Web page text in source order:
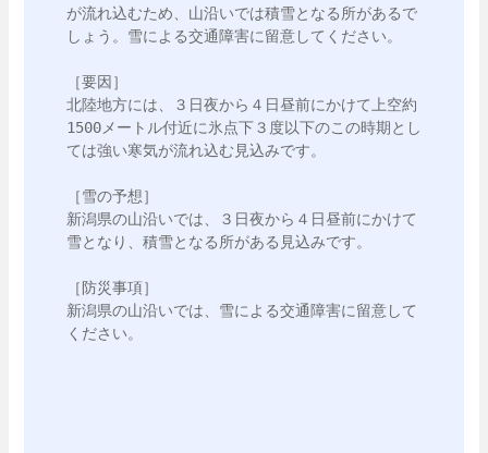
が流れ込むため、山沿いでは積雪となる所があるで
しょう。雪による交通障害に留意してください。
［要因］
北陸地方には、３日夜から４日昼前にかけて上空約
1500メートル付近に氷点下３度以下のこの時期とし
ては強い寒気が流れ込む見込みです。
［雪の予想］
新潟県の山沿いでは、３日夜から４日昼前にかけて
雪となり、積雪となる所がある見込みです。
［防災事項］
新潟県の山沿いでは、雪による交通障害に留意して
ください。